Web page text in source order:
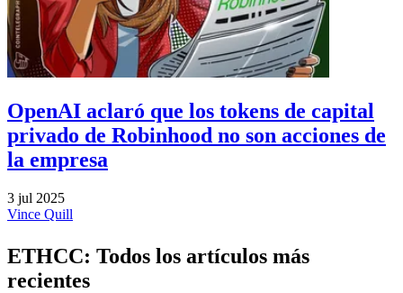
OpenAI aclaró que los tokens de capital
privado de Robinhood no son acciones de
la empresa
3 jul 2025
Vince Quill
ETHCC: Todos los artículos más
recientes